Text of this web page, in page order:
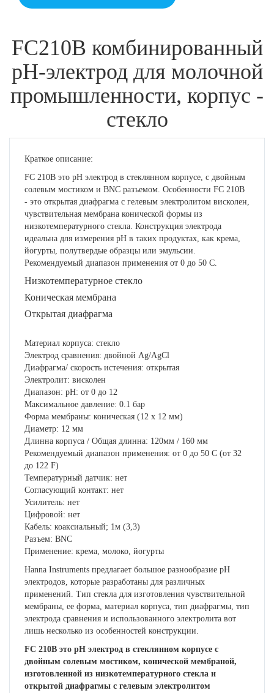
FC210B комбинированный
рН-электрод для молочной
промышленности, корпус -
стекло
Краткое описание:
FC 210B это рН электрод в стеклянном корпусе, с двойным
солевым мостиком и BNC разъемом. Особенности FC 210B
- это открытая диафрагма с гелевым электролитом висколен,
чувствительная мембрана конической формы из
низкотемпературного стекла. Конструкция электрода
идеальна для измерения рН в таких продуктах, как крема,
йогурты, полутвердые образцы или эмульсии.
Рекомендуемый диапазон применения от 0 до 50 С.
Низкотемпературное стекло
Коническая мембрана
Открытая диафрагма
Материал корпуса: стекло
Электрод сравнения: двойной Ag/AgCl
Диафрагма/ скорость истечения: открытая
Электролит: висколен
Диапазон: рН: от 0 до 12
Максимальное давление: 0.1 бар
Форма мембраны: коническая (12 х 12 мм)
Диаметр: 12 мм
Длинна корпуса / Общая длинна: 120мм / 160 мм
Рекомендуемый диапазон применения: от 0 до 50 С (от 32
до 122 F)
Температурный датчик: нет
Согласующий контакт: нет
Усилитель: нет
Цифровой: нет
Кабель: коаксиальный; 1м (3,3)
Разъем: BNC
Применение: крема, молоко, йогурты
Hanna Instruments предлагает большое разнообразие рН
электродов, которые разработаны для различных
применений. Тип стекла для изготовления чувствительной
мембраны, ее форма, материал корпуса, тип диафрагмы, тип
электрода сравнения и использованного электролита вот
лишь несколько из особенностей конструкции.
FC 210B это рН электрод в стеклянном корпусе с
двойным солевым мостиком, конической мембраной,
изготовленной из низкотемпературного стекла и
открытой диафрагмы с гелевым электролитом